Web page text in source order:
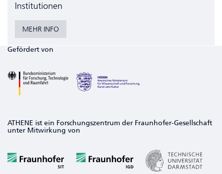
Institutionen
MEHR INFO
Gefördert von
ATHENE ist ein Forschungszentrum der Fraunhofer-Gesellschaft
unter Mitwirkung von